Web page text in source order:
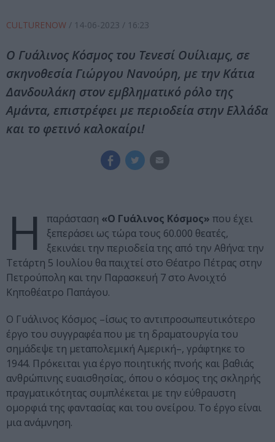
CULTURENOW / 14-06-2023 / 16:23
O Γυάλινος Κόσμος του Τενεσί Ουίλιαμς, σε
σκηνοθεσία Γιώργου Νανούρη, με την Κάτια
Δανδουλάκη στον εμβληματικό ρόλο της
Αμάντα, επιστρέφει με περιοδεία στην Ελλάδα
και το φετινό καλοκαίρι!
Η παράσταση «O Γυάλινος Κόσμος» που έχει
ξεπεράσει ως τώρα τους 60.000 θεατές,
ξεκινάει την περιοδεία της από την Αθήνα: την
Τετάρτη 5 Ιουλίου θα παιχτεί στο Θέατρο Πέτρας στην
Πετρούπολη και την Παρασκευή 7 στο Ανοιχτό
Κηποθέατρο Παπάγου.
Ο Γυάλινος Κόσμος –ίσως το αντιπροσωπευτικότερο
έργο του συγγραφέα που με τη δραματουργία του
σημάδεψε τη μεταπολεμική Αμερική–, γράφτηκε το
1944. Πρόκειται για έργο ποιητικής πνοής και βαθιάς
ανθρώπινης ευαισθησίας, όπου ο κόσμος της σκληρής
πραγματικότητας συμπλέκεται με την εύθραυστη
ομορφιά της φαντασίας και του ονείρου. Το έργο είναι
μια ανάμνηση.